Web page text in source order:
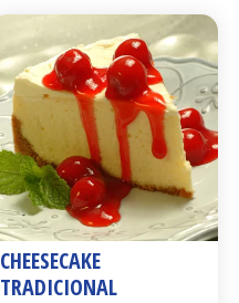
CHEESECAKE
TRADICIONAL